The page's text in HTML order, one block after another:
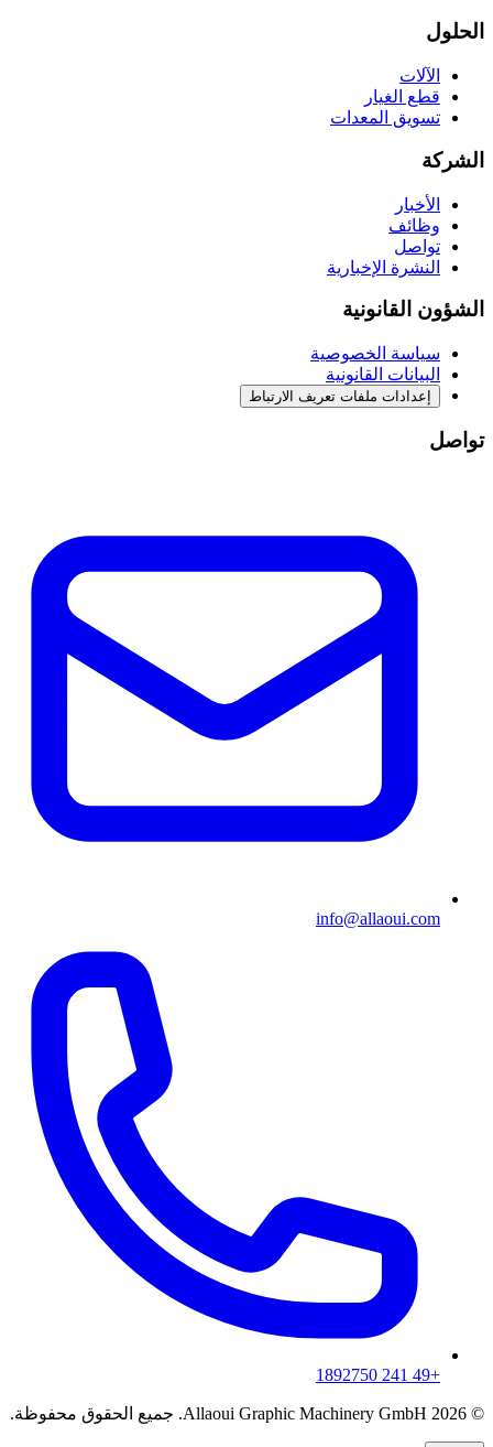
الحلول
الآلات
قطع الغيار
تسويق المعدات
الشركة
الأخبار
وظائف
تواصل
النشرة الإخبارية
الشؤون القانونية
سياسة الخصوصية
البيانات القانونية
إعدادات ملفات تعريف الارتباط
تواصل
info@allaoui.com
+49 241 1892750
© 2026 Allaoui Graphic Machinery GmbH. جميع الحقوق محفوظة.